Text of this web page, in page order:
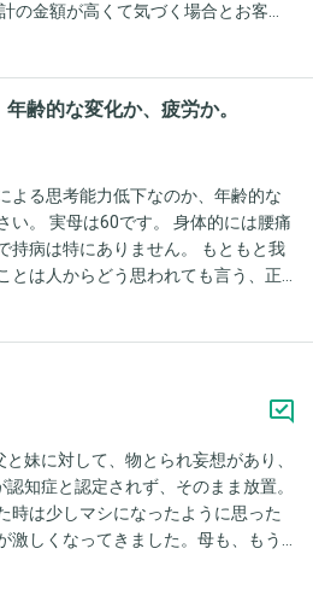
の金額が高くて気づく場合とお客さ
こられて気づきます。 何回も同じ
齢的な変化か、疲労か。
よる思考能力低下なのか、年齢的な
い。 実母は60です。 身体的には腰痛
持病は特にありません。 もともと我
とは人からどう思われても言う、正
性格です。 最近、家の中で、物を
間帯に、「昼間なのに部屋の電気付
きましたが、私はその部屋には行っ
は買い物に行き、店の中で調味料を
て帰宅後、私に「なんでこの調味料
きました。私が欲しいと思ったわけ
ていたことを 説明しましたが、「記
」と言うのです。 また、スーパー
妹に対して、物とられ妄想があり、
知症と認定されず、そのまま放置。
時は少しマシになったように思った
激しくなってきました。母も、もう
り、この先どうして行ったらいいか